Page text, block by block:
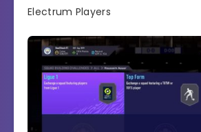
Electrum Players